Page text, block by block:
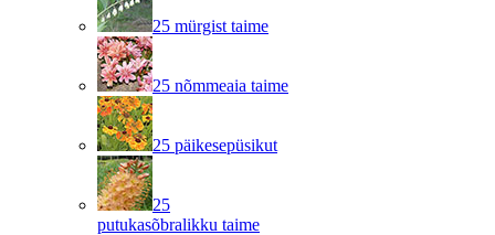
25 mürgist taime
25 nõmmeaia taime
25 päikesepüsikut
25
putukasõbralikku taime